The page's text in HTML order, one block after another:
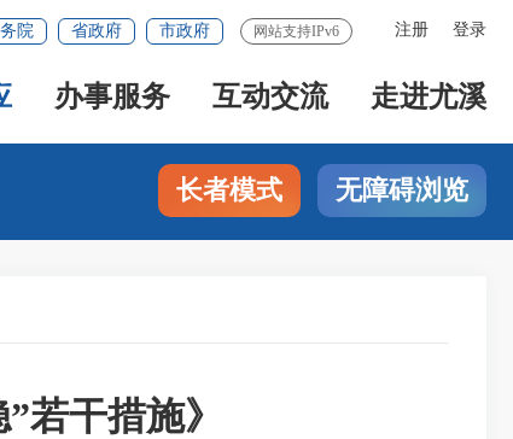
注册 登录
院 省政府 市政府 网站支持IPv6
办事服务 互动交流 走进尤溪
长者模式 无障碍浏览
若干措施》